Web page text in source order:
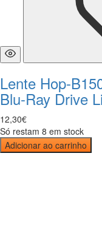
Lente Hop-
Blu-Ray Drive
12,30€
Só restam 8 em stock
Adicionar ao carrinho